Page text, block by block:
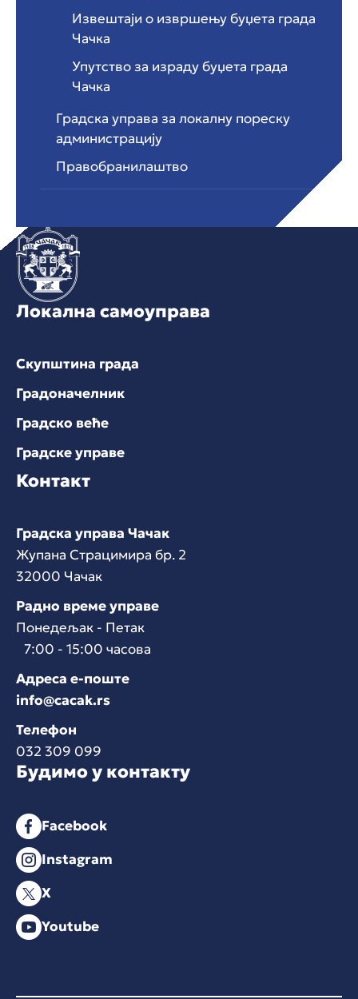
Извештаји о извршењу буџета града
Чачка
Упутство за израду буџета града
Чачка
Градска управа за локалну пореску
администрацију
Правобранилаштво
Локална самоуправа
Скупштина града
Градоначелник
Градско веће
Градске управе
Контакт
Градска управа Чачак
Жупана Страцимира бр. 2
32000 Чачак
Радно време управе
Понедељак - Петак
7:00 - 15:00 часова
Адреса е-поште
info@cacak.rs
Телефон
032 309 099
Будимо у контакту
Facebook
Instagram
X
Youtube